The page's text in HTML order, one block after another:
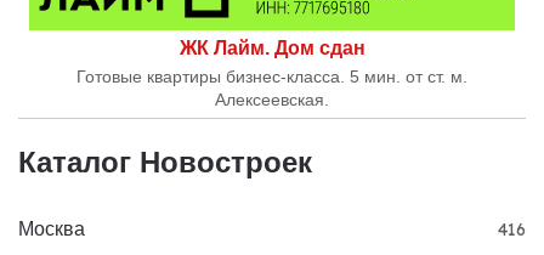
ЖК Лайм. Дом сдан
Готовые квартиры бизнес-класса. 5 мин. от ст. м.
Алексеевская.
Каталог Новостроек
Москва 416